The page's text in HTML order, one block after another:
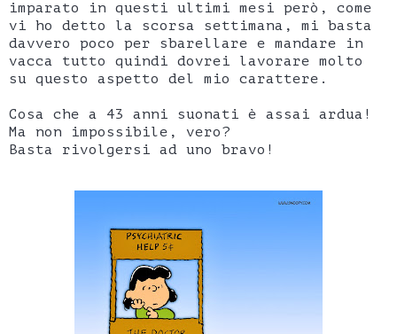
imparato in questi ultimi mesi però, come
vi ho detto la scorsa settimana, mi basta
davvero poco per sbarellare e mandare in
vacca tutto quindi dovrei lavorare molto
su questo aspetto del mio carattere.
Cosa che a 43 anni suonati è assai ardua!
Ma non impossibile, vero?
Basta rivolgersi ad uno bravo!